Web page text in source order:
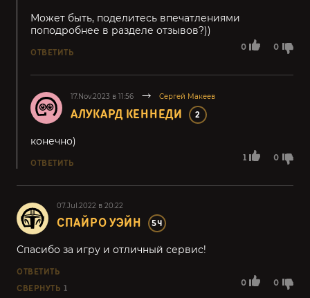
0 0
Может быть, поделитесь впечатлениями
поподробнее в разделе отзывов?))
ОТВЕТИТЬ
17.Nov.2023 в 11:56 Сергей Макеев
АЛУКАРД КЕННЕДИ 2
1 0
конечно)
ОТВЕТИТЬ
07.Jul.2022 в 20:22
СПАЙРО УЭЙН 54
0 0
Спасибо за игру и отличный сервис!
ОТВЕТИТЬ
СВЕРНУТЬ 1